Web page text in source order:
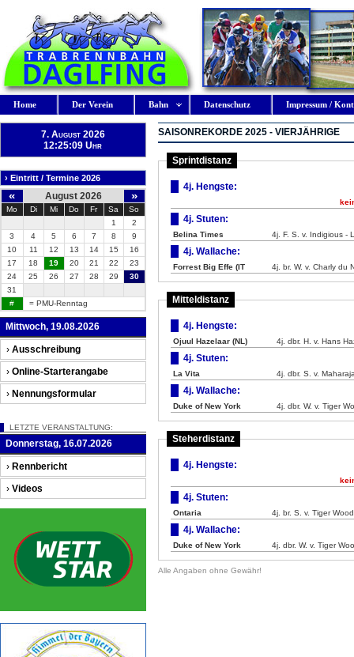
Home Der Verein Bahn Datenschutz Impressum /
7. August 2026
12:25:10 Uhr
› Eintritt / Termine 2026
« August 2026 »
Mo Di Mi Do Fr Sa
So
1
2
3
4 5 6 7 8
9
10
11 12 13 14 15
16
17
18 19 20 21 22
23
24
25 26 27 28 29
30
31
#
= PMU-Renntag
Mittwoch, 19.08.2026
› Ausschreibung
› Online-Starterangabe
› Nennungsformular
LETZTE VERANSTALTUNG:
Donnerstag, 16.07.2026
› Rennbericht
› Videos
SAISONREKORDE 2025 - VIERJÄHRIGE
Sprintdistanz
4j. Hengste:
4j. Stuten:
Belina Times 4j. F. S. v. Indigious -
4j. Wallache:
Forrest Big Effe (IT 4j. br. W. v. Charly du
Mitteldistanz
4j. Hengste:
Ojuul Hazelaar (NL) 4j. dbr. H. v. Hans
4j. Stuten:
La Vita 4j. dbr. S. v.
4j. Wallache:
Duke of New York 4j. dbr. W. v. Tiger
Steherdistanz
4j. Hengste:
4j. Stuten:
Ontaria 4j. br. S. v. Tiger
4j. Wallache:
Duke of New York 4j. dbr. W. v. Tiger
Alle Angaben ohne Gewähr!